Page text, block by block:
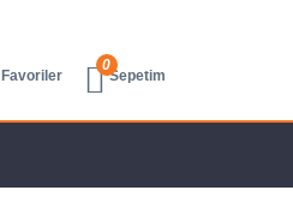
Favoriler
0
Sepetim